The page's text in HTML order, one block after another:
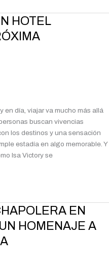
HOTEL
en día, viajar va mucho más allá
buscan vivencias
los destinos y una sensación
estadía en algo memorable. Y
Isa Victory se
EN
HOMENAJE A